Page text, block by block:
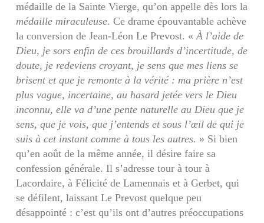
médaille de la Sainte Vierge, qu’on appelle dès lors la
médaille miraculeuse. Ce drame épouvantable achève
la conversion de Jean-Léon Le Prevost. «À l’aide de
Dieu, je sors enfin de ces brouillards d’incertitude, de
doute, je redeviens croyant, je sens que mes liens se
brisent et que je remonte à la vérité : ma prière n’est
plus vague, incertaine, au hasard jetée vers le Dieu
inconnu, elle va d’une pente naturelle au Dieu que je
sens, que je vois, que j’entends et sous l’œil de qui je
suis à cet instant comme à tous les autres. » Si bien
qu’en août de la même année, il désire faire sa
confession générale. Il s’adresse tour à tour à
Lacordaire, à Félicité de Lamennais et à Gerbet, qui
se défilent, laissant Le Prevost quelque peu
désappointé : c’est qu’ils ont d’autres préoccupations